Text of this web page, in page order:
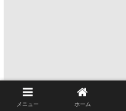
メニュー ホーム